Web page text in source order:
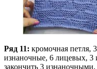
Ряд 11: кромочная петля,
изнаночные, 6 лицевых, 3
закончить 3